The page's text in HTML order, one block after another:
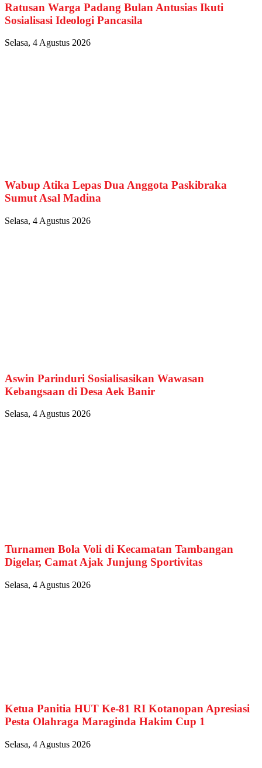
Ratusan Warga Padang Bulan Antusias Ikuti
Sosialisasi Ideologi Pancasila
Selasa, 4 Agustus 2026
Wabup Atika Lepas Dua Anggota Paskibraka
Sumut Asal Madina
Selasa, 4 Agustus 2026
Aswin Parinduri Sosialisasikan Wawasan
Kebangsaan di Desa Aek Banir
Selasa, 4 Agustus 2026
Turnamen Bola Voli di Kecamatan Tambangan
Digelar, Camat Ajak Junjung Sportivitas
Selasa, 4 Agustus 2026
Ketua Panitia HUT Ke-81 RI Kotanopan Apresiasi
Pesta Olahraga Maraginda Hakim Cup 1
Selasa, 4 Agustus 2026